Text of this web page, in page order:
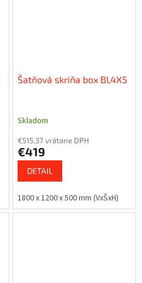
Šatňová skriňa box BL4X5
Skladom
€515,37 vrátane DPH
€419
DETAIL
1800 x 1200 x 500 mm (VxŠxH)